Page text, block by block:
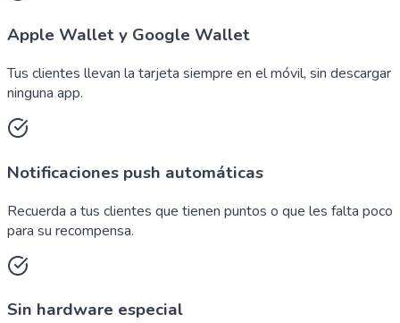
Apple Wallet y Google Wallet
Tus clientes llevan la tarjeta siempre en el móvil, sin descargar
ninguna app.
Notificaciones push automáticas
Recuerda a tus clientes que tienen puntos o que les falta poco
para su recompensa.
Sin hardware especial